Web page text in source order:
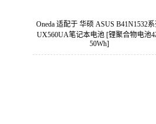
Oneda 适配于 华硕 ASUS B41N1532
UX560UA笔记本电池 [锂聚合物电池4
50Wh]